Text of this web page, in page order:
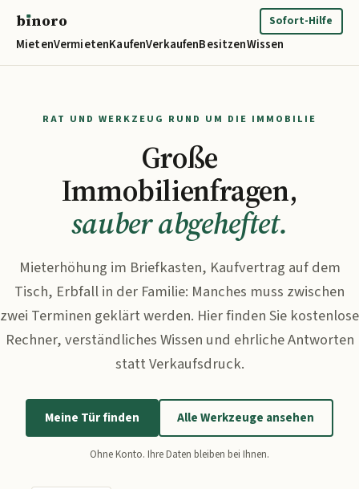
bınoro
MietenVermietenKaufenVerkaufenBesitzenWissen
Sofort-Hilfe
RAT UND WERKZEUG RUND UM DIE IMMOBILIE
Große
Immobilienfragen,
sauber abgeheftet.
Mieterhöhung im Briefkasten, Kaufvertrag auf dem
Tisch, Erbfall in der Familie: Manches muss zwischen
zwei Terminen geklärt werden. Hier finden Sie kostenlose
Rechner, verständliches Wissen und ehrliche Antworten
statt Verkaufsdruck.
Meine Tür finden Alle Werkzeuge ansehen
Ohne Konto. Ihre Daten bleiben bei Ihnen.